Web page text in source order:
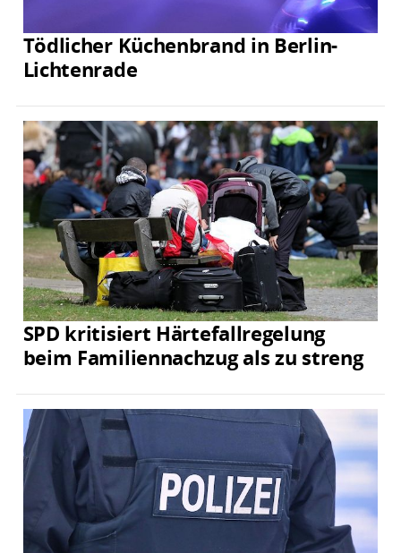
Tödlicher Küchenbrand in Berlin-
Lichtenrade
SPD kritisiert Härtefallregelung
beim Familiennachzug als zu streng